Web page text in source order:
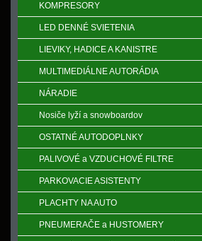
KOMPRESORY
LED DENNÉ SVIETENIA
LIEVIKY, HADICE A KANISTRE
MULTIMEDIÁLNE AUTORÁDIA
NÁRADIE
Nosiče lyží a snowboardov
OSTATNÉ AUTODOPLNKY
PALIVOVÉ a VZDUCHOVÉ FILTRE
PARKOVACIE ASISTENTY
PLACHTY NA AUTO
PNEUMERAČE a HUSTOMERY